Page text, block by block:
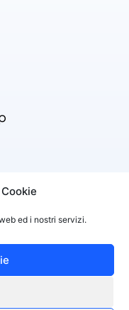
ed i nostri servizi.
10143150968